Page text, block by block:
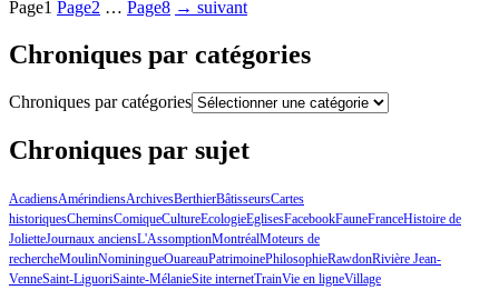
Page1 Page2 … Page8 → suivant
Chroniques par catégories
Chroniques par catégories
Chroniques par sujet
AcadiensAmérindiensArchivesBerthierBâtisseursCartes
historiquesCheminsComiqueCultureEcologieEglisesFacebookFauneFranceHistoire de
JolietteJournaux anciensL'AssomptionMontréalMoteurs de
rechercheMoulinNominingueOuareauPatrimoinePhilosophieRawdonRivière Jean-
VenneSaint-LiguoriSainte-MélanieSite internetTrainVie en ligneVillage